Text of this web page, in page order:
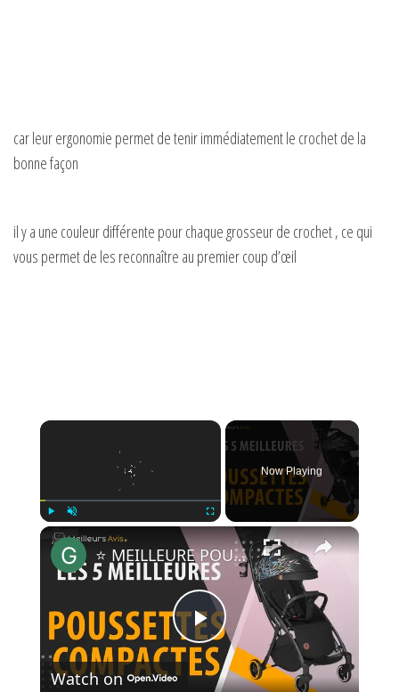
car leur ergonomie permet de tenir immédiatement le crochet de la
bonne façon
il y a une couleur différente pour chaque grosseur de crochet , ce qui
vous permet de les reconnaître au premier coup d’œil
×
Fullscreen
Now Playing
×
P
⭐️ MEILLEURE POUSSETTE COMPACTE - Comparatif 2024
Watch on